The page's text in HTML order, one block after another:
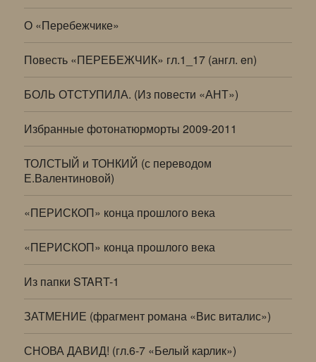
О «Перебежчике»
Повесть «ПЕРЕБЕЖЧИК» гл.1_17 (англ. en)
БОЛЬ ОТСТУПИЛА. (Из повести «АНТ»)
Избранные фотонатюрморты 2009-2011
ТОЛСТЫЙ и ТОНКИЙ (с переводом
Е.Валентиновой)
«ПЕРИСКОП» конца прошлого века
«ПЕРИСКОП» конца прошлого века
Из папки START-1
ЗАТМЕНИЕ (фрагмент романа «Вис виталис»)
СНОВА ДАВИД! (гл.6-7 «Белый карлик»)